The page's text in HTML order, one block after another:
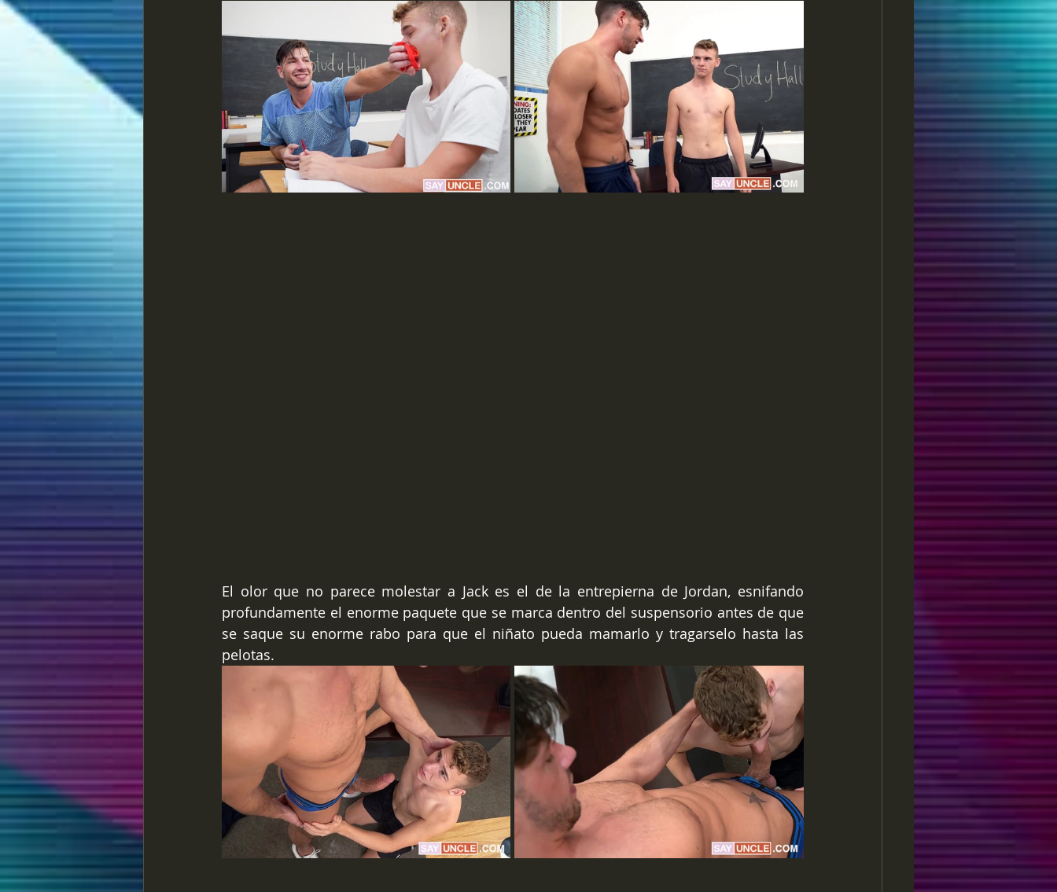
El olor que no parece molestar a Jack es el de la entrepierna de Jordan, esnifando
profundamente el enorme paquete que se marca dentro del suspensorio antes de que
se saque su enorme rabo para que el niñato pueda mamarlo y tragarselo hasta las
pelotas.